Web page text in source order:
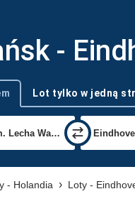
-
Lot tylko w jedną
- Holandia Loty -